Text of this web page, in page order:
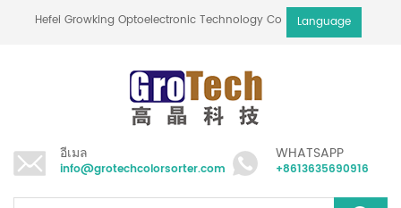
Hefei Growking Optoelectronic Technology Co.,LtdLanguage
อีเมล
info@grotechcolorsorter.com
WHATSAPP
+8613635690916